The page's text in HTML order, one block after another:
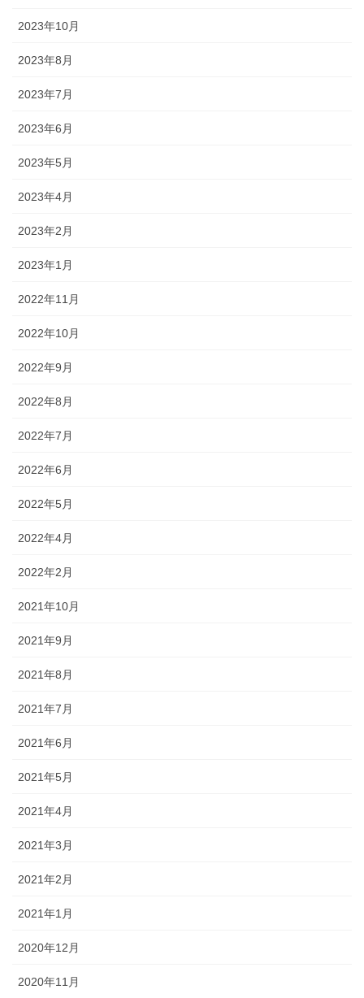
2023年10月
2023年8月
2023年7月
2023年6月
2023年5月
2023年4月
2023年2月
2023年1月
2022年11月
2022年10月
2022年9月
2022年8月
2022年7月
2022年6月
2022年5月
2022年4月
2022年2月
2021年10月
2021年9月
2021年8月
2021年7月
2021年6月
2021年5月
2021年4月
2021年3月
2021年2月
2021年1月
2020年12月
2020年11月